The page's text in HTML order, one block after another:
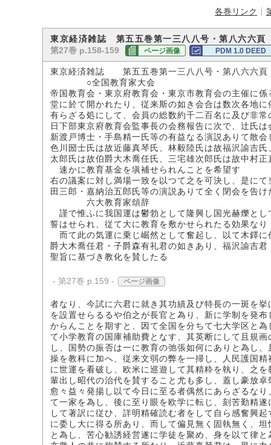
各巻リンク
東京経済雑誌 第五五巻第一三八八号・第八六六
第27巻 p.158-159 ページ画像 PDM 1.0 DEED
東京経済雑誌 第五五巻第一三八八号・第八六六
○全国教育家大会
帝国教育会・東京府教育会・東京市教育会の主催に
堂に於て開かれたり、従来斯の如き会合は数次各地
有らざる処にして、会員の総数約千二百名に及び非
日下部東京府教育会監事長の会務報告に次で、辻氏
新渡戸博士・手島精一氏等の有益なる演説ありて散
色川圀士氏は故近藤真琴氏、林毅陸氏は故福沢諭吉
太郎氏は故伯爵大木喬任氏、三宅雄次郎氏は故中村
速かに教育基金を塡補せられんことを希望す
右の議案に対し満場一致を以つて之を可決し、是に
田三郎・嘉納治五郎氏等の演説ありて全く閉会を告
六大教育家頌辞
謹で惟ふに我国運は鬱勃として隆興し国光赫爍と
誓はせられ、従て大に教育を敷かせられたる効果なり
而て此の気運に乗じ崛然として奮起し、以て木鐸
爵大木喬任君・子爵森有礼君の如きあり、福沢諭吉
聖旨に基づき教化を賛したる
- 第27巻 p.159 - ページ画像
者なり、今試に六君に就き其功績及び特長の一斑を
を設置せらるるや伯之が長官と為り、新に学制を発
からんことを期すと、因て全国を分ちて七大学区と
て小学教育の国庫補助費となす、其英断にして且規
し、国勢の振否は一に教育の弛張如何にありと為し
操を教科に加へ、従来文弱の弊を一掃し、人民護国
に世運を看破し、欧米に巡遊して其精粋を執り、之
輩出し昭代の治代を賛すること尤も多し、蓋し豪放
愈々益々発揚し以て今日に至る者偶然にあらざるな
て一家を為し、後に至り眼を欧学に転じ、刻苦勤精
して著訳に従ひ、詳明精確読む者をして自ら感奮興
に委し大に得る所あり、而して偏見無く固執無く、
と為し、苦心勧誘経営遂に学徒を聚め、身を以て律